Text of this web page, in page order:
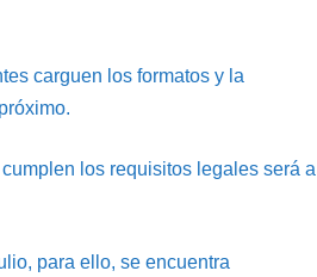
carguen los formatos y la
los requisitos legales será a
para ello, se encuentra